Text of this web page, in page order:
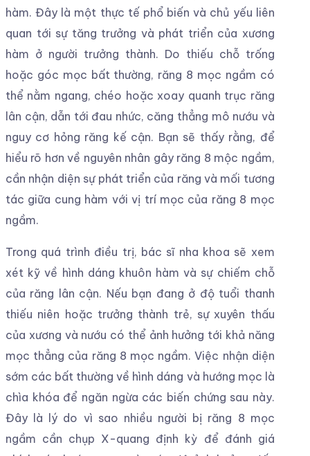
hàm. Đây là một thực tế phổ biến và chủ yếu liên
quan tới sự tăng trưởng và phát triển của xương
hàm ở người trưởng thành. Do thiếu chỗ trống
hoặc góc mọc bất thường, răng 8 mọc ngầm có
thể nằm ngang, chéo hoặc xoay quanh trục răng
lân cận, dẫn tới đau nhức, căng thẳng mô nướu và
nguy cơ hỏng răng kế cận. Bạn sẽ thấy rằng, để
hiểu rõ hơn về nguyên nhân gây răng 8 mộc ngầm,
cần nhận diện sự phát triển của răng và mối tương
tác giữa cung hàm với vị trí mọc của răng 8 mọc
ngầm.
Trong quá trình điều trị, bác sĩ nha khoa sẽ xem
xét kỹ về hình dáng khuôn hàm và sự chiếm chỗ
của răng lân cận. Nếu bạn đang ở độ tuổi thanh
thiếu niên hoặc trưởng thành trẻ, sự xuyên thấu
của xương và nướu có thể ảnh hưởng tới khả năng
mọc thẳng của răng 8 mọc ngầm. Việc nhận diện
sớm các bất thường về hình dáng và hướng mọc là
chìa khóa để ngăn ngừa các biến chứng sau này.
Đây là lý do vì sao nhiều người bị răng 8 mọc
ngầm cần chụp X-quang định kỳ để đánh giá